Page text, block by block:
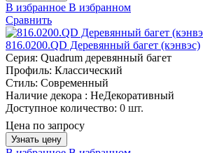
В избранное В избранном
Сравнить
816.0200.QD Деревянный багет (кэнвэс)
Серия: Quadrum деревянный багет
Профиль: Классический
Стиль: Современный
Наличие декора : НеДекоративный
Доступное количество: 0 шт.
Цена по запросу
Узнать цену